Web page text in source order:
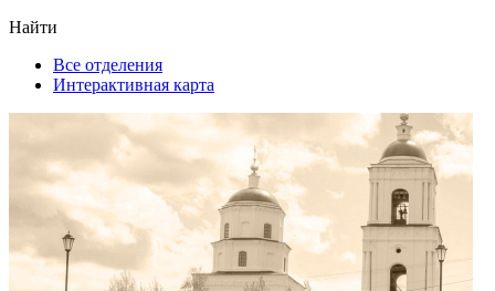
Найти
Все отделения
Интерактивная карта